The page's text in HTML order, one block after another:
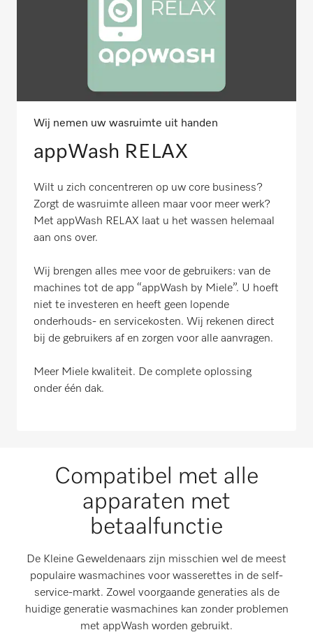
Wij nemen uw wasruimte uit handen
appWash RELAX
Wilt u zich concentreren op uw core business?
Zorgt de wasruimte alleen maar voor meer werk?
Met appWash RELAX laat u het wassen helemaal
aan ons over.
Wij brengen alles mee voor de gebruikers: van de
machines tot de app “appWash by Miele”. U hoeft
niet te investeren en heeft geen lopende
onderhouds- en servicekosten. Wij rekenen direct
bij de gebruikers af en zorgen voor alle aanvragen.
Meer Miele kwaliteit. De complete oplossing
onder één dak.
Compatibel met alle
apparaten met
betaalfunctie
De Kleine Geweldenaars zijn misschien wel de meest
populaire wasmachines voor wasserettes in de self-
service-markt. Zowel voorgaande generaties als de
huidige generatie wasmachines kan zonder problemen
met appWash worden gebruikt.